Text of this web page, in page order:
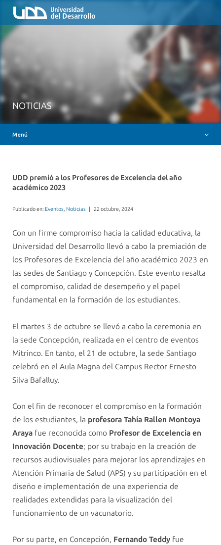
NOTICIAS
Menú
Inicio
QUIÉNES SOMOS
MESA AYUDA CANVAS
INSIGNIAS DIGITALES
UDD premió a los Profesores de Excelencia del año
académico 2023
Publicado en: Eventos, Noticias 22 octubre, 2024
Con un firme compromiso hacia la calidad educativa, la
Universidad del Desarrollo llevó a cabo la premiación de
los Profesores de Excelencia del año académico 2023 en
las sedes de Santiago y Concepción. Este evento resalta
el compromiso, calidad de desempeño y el papel
fundamental en la formación de los estudiantes.
El martes 3 de octubre se llevó a cabo la ceremonia en
la sede Concepción, realizada en el centro de eventos
Mitrinco. En tanto, el 21 de octubre, la sede Santiago
celebró en el Aula Magna del Campus Rector Ernesto
Silva Bafalluy.
Con el fin de reconocer el compromiso en la formación
de los estudiantes, la profesora Tahía Rallen Montoya
Araya fue reconocida como Profesor de Excelencia en
Innovación Docente; por su trabajo en la creación de
recursos audiovisuales para mejorar los aprendizajes en
Atención Primaria de Salud (APS) y su participación en el
diseño e implementación de una experiencia de
realidades extendidas para la visualización del
funcionamiento de un vacunatorio.
Por su parte, en Concepción, Fernando Teddy fue